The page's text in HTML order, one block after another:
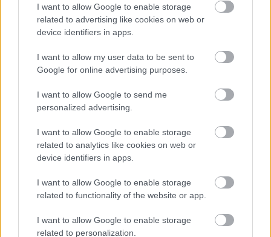
I want to allow Google to enable storage
related to advertising like cookies on web or
device identifiers in apps.
I want to allow my user data to be sent to
Google for online advertising purposes.
I want to allow Google to send me
personalized advertising.
I want to allow Google to enable storage
related to analytics like cookies on web or
device identifiers in apps.
I want to allow Google to enable storage
related to functionality of the website or app.
I want to allow Google to enable storage
related to personalization.
Pénzért cserébe is csak megosztott hirdetéses blog
kerülhet ki? Mert ha igen, akkor dupla lehúzást
érzek. Én fizetek azért, hogy kikerüljön a blog, ami
nézettséget hoz, az meg bevételt az indexnek (is),
vagy hogy van ez?
wrstjnethn
7 éve
Kicsit mintha vastagon fogna az a ceruza. 25-100000
Ft-ért konkrétan egy hétig lehet tolni más
Egyedi Férfi